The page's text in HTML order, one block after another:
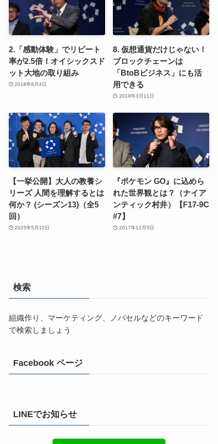
2.「感動体験」でリピート
率が2.5倍！オイシックスド
ット大地の取り組み
2018年6月4日
8. 仮想通貨だけじゃない！
ブロックチェーンは
「BtoBビジネス」にも活
用できる
2019年3月11日
【一挙公開】大人の教養シ
リーズ 人間を理解するとは
何か？ (シーズン13)（全5
回）
2025年5月12日
『ポケモン GO』に込めら
れた世界観とは？（ナイア
ンティック村井）【F17-9C
#7】
2017年12月5日
検索
組織作り、マーケティング、ノバセルなどのキーワード
で検索しましょう
Facebook ページ
LINEでお知らせ